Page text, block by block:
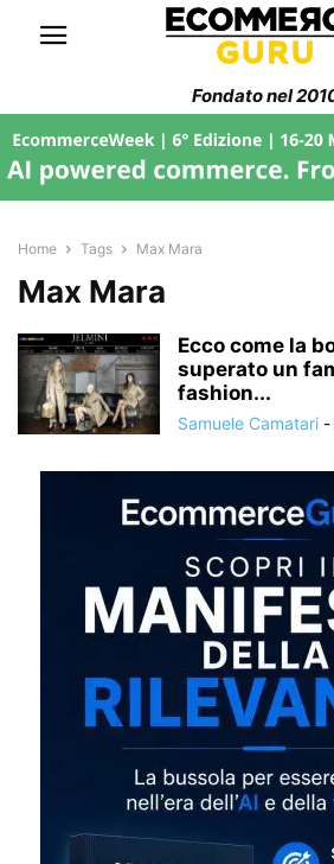
Fondato nel
Home Tags Max Mara
Max Mara
Ecco come la
superato un
fashion...
Samuele Camatari -